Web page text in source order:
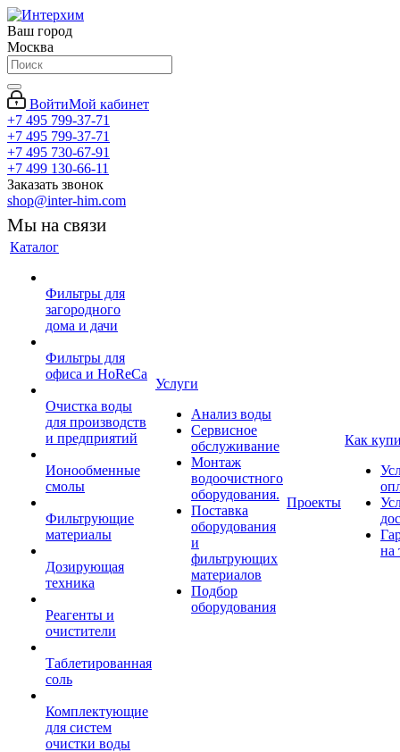
Ваш город
Москва
ВойтиМой кабинет
+7 495 799-37-71
+7 495 799-37-71
+7 495 730-67-91
+7 499 130-66-11
Заказать звонок
shop@inter-him.com
Мы на связи
Каталог
Фильтры для
загородного
дома и дачи
Фильтры для
офиса и HoReCa
Очистка воды
для производств
и предприятий
Ионообменные
смолы
Фильтрующие
материалы
Дозирующая
техника
Реагенты и
очистители
Таблетированная
соль
Комплектующие
для систем
очистки воды
Услуги
Анализ воды
Сервисное
обслуживание
Монтаж
водоочистного
оборудования.
Поставка
оборудования
и
фильтрующих
материалов
Подбор
оборудования
Проекты
Как
на